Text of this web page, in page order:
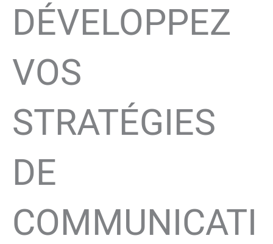
DÉVELOPPEZ
VOS
STRATÉGIES
DE
COMMUNICATI